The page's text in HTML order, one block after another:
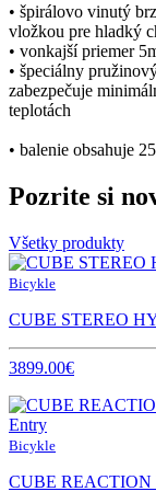
• špirálovo vinutý
vložkou pre hladký
• vonkajší priemer
• špeciálny
zabezpečuje
teplotách
• balenie obsahuje
Pozrite si
Všetky produkty
Bicykle
CUBE STEREO
3899.00€
Bicykle
CUBE REACTION